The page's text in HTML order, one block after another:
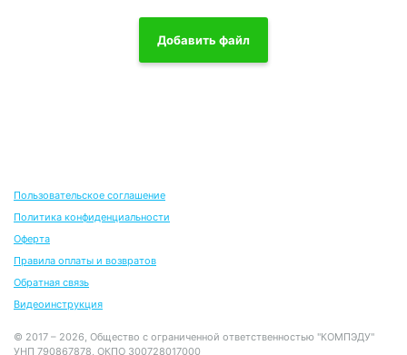
Добавить файл
Пользовательское соглашение
Политика конфиденциальности
Оферта
Правила оплаты и возвратов
Обратная связь
Видеоинструкция
© 2017 – 2026, Общество с ограниченной ответственностью "КОМПЭДУ"
УНП 790867878, ОКПО 300728017000